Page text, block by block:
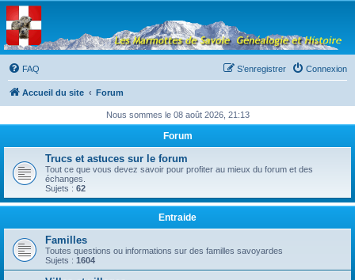
Les Marmottes de
Savoie
Forum d'entraide généalogique
FAQ
Connexion
S’enregistrer
Accueil du site Forum
Nous sommes le 08 août 2026, 21:13
Forum
Trucs et astuces sur le forum
Tout ce que vous devez savoir pour profiter au mieux du forum et des
échanges.
Sujets : 62
Entraide
Familles
Toutes questions ou informations sur des familles savoyardes
Sujets : 1604